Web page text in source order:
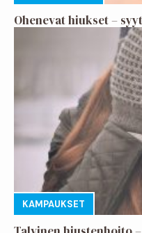
Ohenevat hiukset –
KAMPAUKSET